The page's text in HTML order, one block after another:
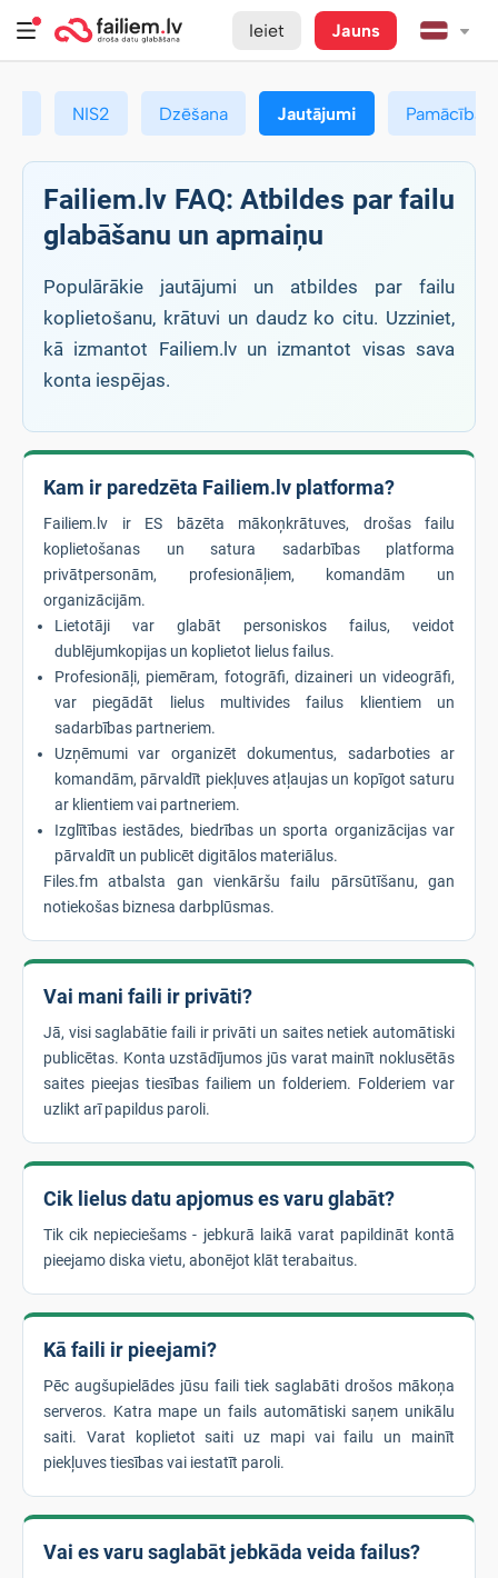
Ieiet Jauns
NIS2 Dzēšana Jautājumi Pamācības
Failiem.lv FAQ: Atbildes par failu
glabāšanu un apmaiņu
Populārākie jautājumi un atbildes par failu
koplietošanu, krātuvi un daudz ko citu. Uzziniet,
kā izmantot Failiem.lv un izmantot visas sava
konta iespējas.
Kam ir paredzēta Failiem.lv platforma?
Failiem.lv ir ES bāzēta mākoņkrātuves, drošas failu
koplietošanas un satura sadarbības platforma
privātpersonām, profesionāļiem, komandām un
organizācijām.
Lietotāji var glabāt personiskos failus, veidot
dublējumkopijas un koplietot lielus failus.
Profesionāļi, piemēram, fotogrāfi, dizaineri un videogrāfi,
var piegādāt lielus multivides failus klientiem un
sadarbības partneriem.
Uzņēmumi var organizēt dokumentus, sadarboties ar
komandām, pārvaldīt piekļuves atļaujas un kopīgot saturu
ar klientiem vai partneriem.
Izglītības iestādes, biedrības un sporta organizācijas var
pārvaldīt un publicēt digitālos materiālus.
Files.fm atbalsta gan vienkāršu failu pārsūtīšanu, gan
notiekošas biznesa darbplūsmas.
Vai mani faili ir privāti?
Jā, visi saglabātie faili ir privāti un saites netiek automātiski
publicētas. Konta uzstādījumos jūs varat mainīt noklusētās
saites pieejas tiesības failiem un folderiem. Folderiem var
uzlikt arī papildus paroli.
Cik lielus datu apjomus es varu glabāt?
Tik cik nepieciešams - jebkurā laikā varat papildināt kontā
pieejamo diska vietu, abonējot klāt terabaitus.
Kā faili ir pieejami?
Pēc augšupielādes jūsu faili tiek saglabāti drošos mākoņa
serveros. Katra mape un fails automātiski saņem unikālu
saiti. Varat koplietot saiti uz mapi vai failu un mainīt
piekļuves tiesības vai iestatīt paroli.
Vai es varu saglabāt jebkāda veida failus?